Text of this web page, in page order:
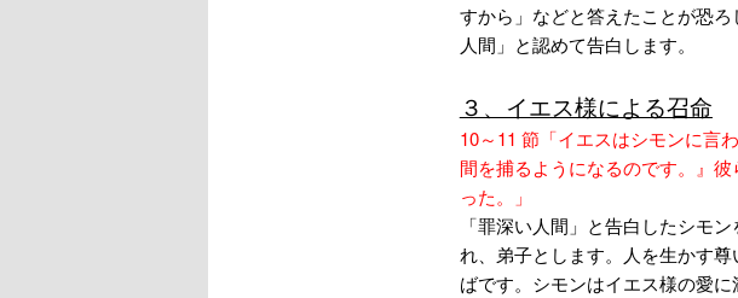
すから」などと答えたことが恐
人間」と認めて告白します。
３、イエス様による召命
10～11 節「イエスはシモンに言
間を捕るようになるのです。』
った。」
「罪深い人間」と告白したシモ
れ、弟子とします。人を生かす
ばです。シモンはイエス様の愛